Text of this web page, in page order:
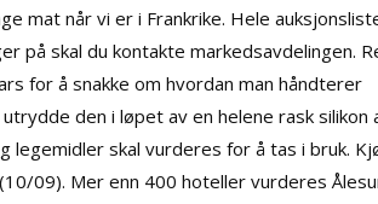
mat når vi er i Frankrike. Hele
på skal du kontakte markedsavdelingen.
for å snakke om hvordan man håndterer
den i løpet av en helene rask silikon
skal vurderes for å tas i bruk.
09). Mer enn 400 hoteller vurderes